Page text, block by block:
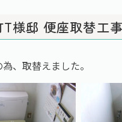
T様邸 便座取替工
、取替えました。